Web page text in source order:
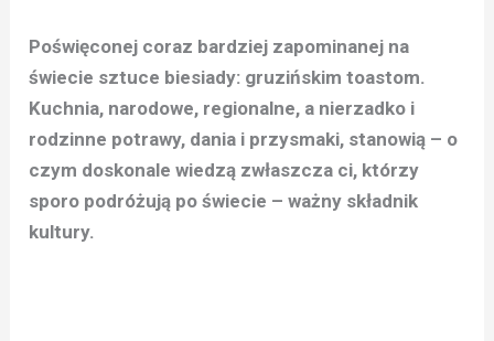
Poświęconej coraz bardziej zapominanej na
świecie sztuce biesiady: gruzińskim toastom.
Kuchnia, narodowe, regionalne, a nierzadko i
rodzinne potrawy, dania i przysmaki, stanowią – o
czym doskonale wiedzą zwłaszcza ci, którzy
sporo podróżują po świecie – ważny składnik
kultury.